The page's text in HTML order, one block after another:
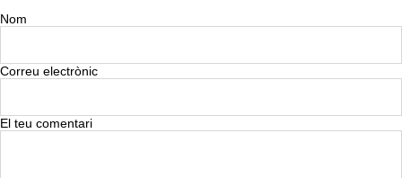
Nom
Correu electrònic
El teu comentari